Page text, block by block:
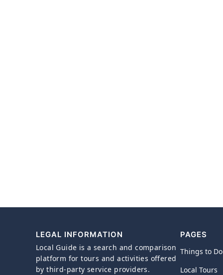
LEGAL INFORMATION
Local Guide is a search and comparison
platform for tours and activities offered
by third-party service providers.
PAGES
Things to Do
Local Tours